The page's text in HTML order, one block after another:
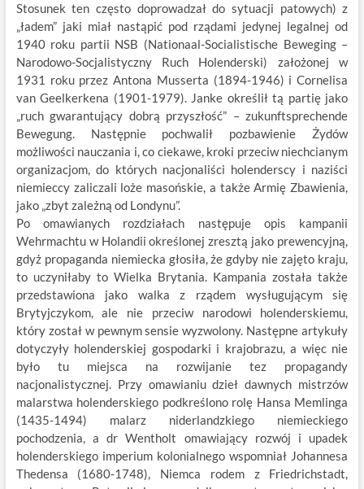
Stosunek ten często doprowadzał do sytuacji patowych) z
„ładem” jaki miał nastąpić pod rządami jedynej legalnej od
1940 roku partii NSB (Nationaal-Socialistische Beweging –
Narodowo-Socjalistyczny Ruch Holenderski) założonej w
1931 roku przez Antona Musserta (1894-1946) i Cornelisa
van Geelkerkena (1901-1979). Janke określił tą partię jako
„ruch gwarantujący dobrą przyszłość” – zukunftsprechende
Bewegung. Następnie pochwalił pozbawienie Żydów
możliwości nauczania i, co ciekawe, kroki przeciw niechcianym
organizacjom, do których nacjonaliści holenderscy i naziści
niemieccy zaliczali loże masońskie, a także Armię Zbawienia,
jako „zbyt zależną od Londynu”.
Po omawianych rozdziałach następuje opis kampanii
Wehrmachtu w Holandii określonej zresztą jako prewencyjną,
gdyż propaganda niemiecka głosiła, że gdyby nie zajęto kraju,
to uczyniłaby to Wielka Brytania. Kampania została także
przedstawiona jako walka z rządem wysługującym się
Brytyjczykom, ale nie przeciw narodowi holenderskiemu,
który został w pewnym sensie wyzwolony. Następne artykuły
dotyczyły holenderskiej gospodarki i krajobrazu, a więc nie
było tu miejsca na rozwijanie tez propagandy
nacjonalistycznej. Przy omawianiu dzieł dawnych mistrzów
malarstwa holenderskiego podkreślono rolę Hansa Memlinga
(1435-1494) malarz niderlandzkiego niemieckiego
pochodzenia, a dr Wentholt omawiający rozwój i upadek
holenderskiego imperium kolonialnego wspomniał Johannesa
Thedensa (1680-1748), Niemca rodem z Friedrichstadt,